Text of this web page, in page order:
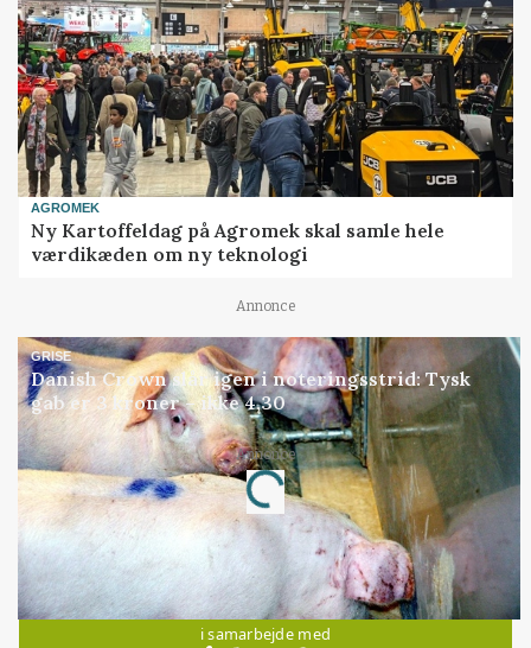
AGROMEK
Ny Kartoffeldag på Agromek skal samle hele
værdikæden om ny teknologi
Annonce
GRISE
Danish Crown slår igen i noteringsstrid: Tysk
gab er 3 kroner – ikke 4,30
Annonce
Loading...
Jobs
i samarbejde med